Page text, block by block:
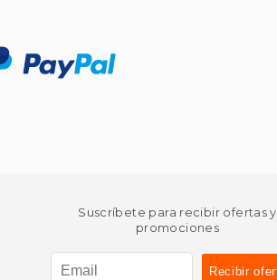
Suscríbete para recibir ofertas y
promociones